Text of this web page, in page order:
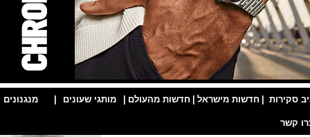
| חדשות מישראל | חדשות מהעולם | מותגי שעונים | מנגנונים |